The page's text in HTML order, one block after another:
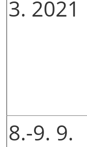
3. 2021
8.-9. 9.